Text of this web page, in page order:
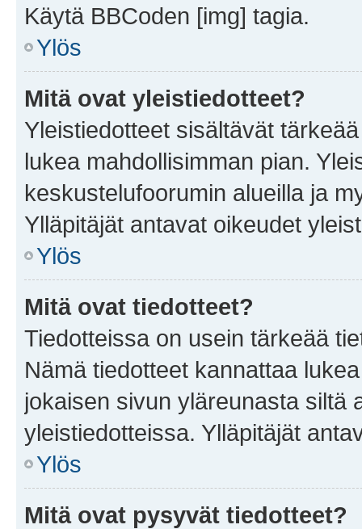
Käytä BBCoden [img] tagia.
Ylös
Mitä ovat yleistiedotteet?
Yleistiedotteet sisältävät
lukea mahdollisimman pian.
keskustelufoorumin alueilla ja
Ylläpitäjät antavat oikeudet
Ylös
Mitä ovat tiedotteet?
Tiedotteissa on usein tärkeää
Nämä tiedotteet kannattaa
jokaisen sivun yläreunasta siltä
yleistiedotteissa. Ylläpitäjät
Ylös
Mitä ovat pysyvät tiedotteet?